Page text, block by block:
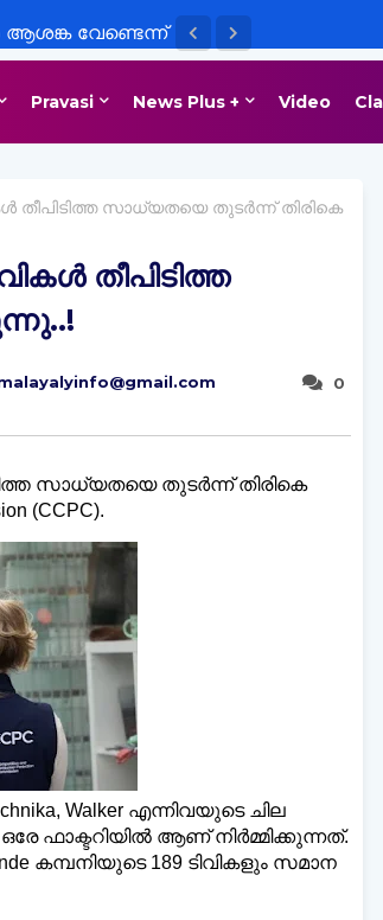
ആശങ്ക വേണ്ടെന്ന്
Pravasi News Plus + Video
തീപിടിത്ത സാധ്യതയെ തുടർന്ന് തിരികെ
തീപിടിത്ത
0
സാധ്യതയെ തുടർന്ന് തിരികെ
(CCPC).
Walker എന്നിവയുടെ ചില
ഫാക്ടറിയിൽ ആണ് നിർമ്മിക്കുന്നത്.
കമ്പനിയുടെ 189 ടിവികളും സമാന
www.dailymalayaly.com